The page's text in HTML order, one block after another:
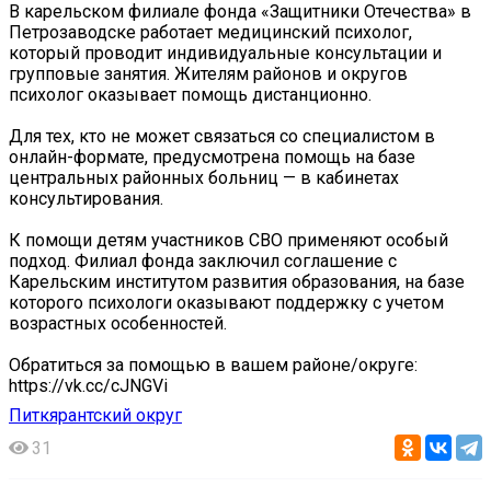
В карельском филиале фонда «Защитники Отечества» в
Петрозаводске работает медицинский психолог,
который проводит индивидуальные консультации и
групповые занятия. Жителям районов и округов
психолог оказывает помощь дистанционно.
Для тех, кто не может связаться со специалистом в
онлайн-формате, предусмотрена помощь на базе
центральных районных больниц — в кабинетах
консультирования.
К помощи детям участников СВО применяют особый
подход. Филиал фонда заключил соглашение с
Карельским институтом развития образования, на базе
которого психологи оказывают поддержку с учетом
возрастных особенностей.
Обратиться за помощью в вашем районе/округе:
https://vk.cc/cJNGVi
Питкярантский округ
31